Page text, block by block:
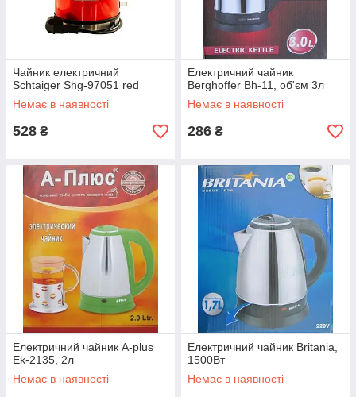
Чайник електричний
Schtaiger Shg-97051 red
Немає в наявності
528 ₴
Електричний чайник
Berghoffer Bh-11, об'єм 3л
Немає в наявності
286 ₴
Електричний чайник A-plus
Ek-2135, 2л
Немає в наявності
Електричний чайник Britania,
1500Вт
Немає в наявності